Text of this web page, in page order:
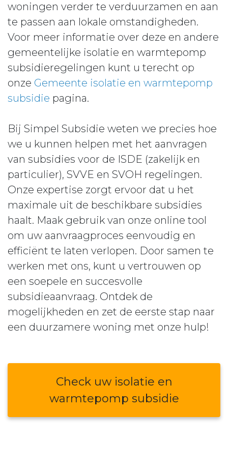
woningen verder te verduurzamen en aan
te passen aan lokale omstandigheden.
Voor meer informatie over deze en andere
gemeentelijke isolatie en warmtepomp
subsidieregelingen kunt u terecht op
onze Gemeente isolatie en warmtepomp
subsidie pagina.
Bij Simpel Subsidie weten we precies hoe
we u kunnen helpen met het aanvragen
van subsidies voor de ISDE (zakelijk en
particulier), SVVE en SVOH regelingen.
Onze expertise zorgt ervoor dat u het
maximale uit de beschikbare subsidies
haalt. Maak gebruik van onze online tool
om uw aanvraagproces eenvoudig en
efficiënt te laten verlopen. Door samen te
werken met ons, kunt u vertrouwen op
een soepele en succesvolle
subsidieaanvraag. Ontdek de
mogelijkheden en zet de eerste stap naar
een duurzamere woning met onze hulp!
Check uw isolatie en
warmtepomp subsidie